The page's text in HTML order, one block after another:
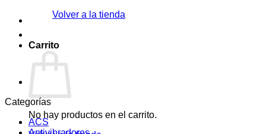
Volver a la tienda
Carrito
No hay productos en el carrito.
Categorías
ACS